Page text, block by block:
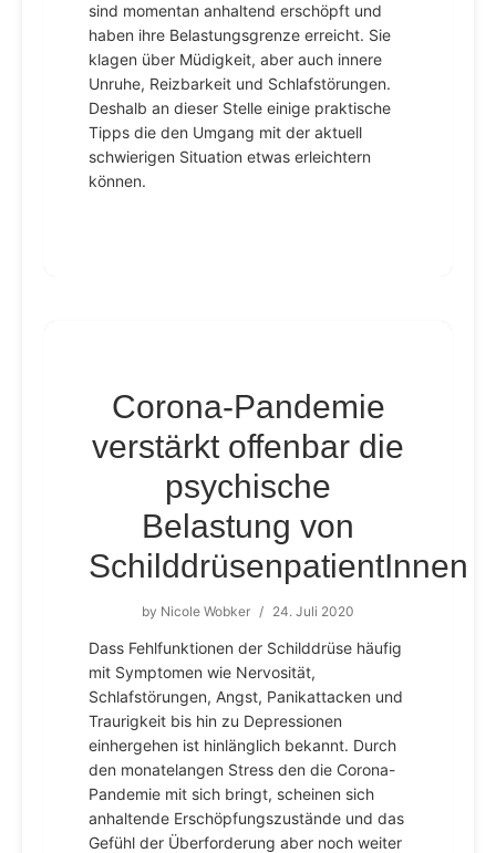
sind momentan anhaltend erschöpft und
haben ihre Belastungsgrenze erreicht. Sie
klagen über Müdigkeit, aber auch innere
Unruhe, Reizbarkeit und Schlafstörungen.
Deshalb an dieser Stelle einige praktische
Tipps die den Umgang mit der aktuell
schwierigen Situation etwas erleichtern
können.
Corona-Pandemie
verstärkt offenbar die
psychische
Belastung von
SchilddrüsenpatientInnen
by Nicole Wobker / 24. Juli 2020
Dass Fehlfunktionen der Schilddrüse häufig
mit Symptomen wie Nervosität,
Schlafstörungen, Angst, Panikattacken und
Traurigkeit bis hin zu Depressionen
einhergehen ist hinlänglich bekannt. Durch
den monatelangen Stress den die Corona-
Pandemie mit sich bringt, scheinen sich
anhaltende Erschöpfungszustände und das
Gefühl der Überforderung aber noch weiter